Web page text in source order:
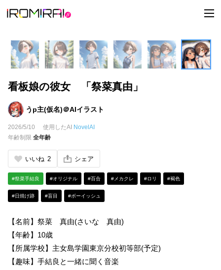
t
o
l
e
n
a
v
看板娘の彼女 「祭菜真由」
うp主(仮名)＠AIイラスト
2026/5/10 使用したAI NovelAI
年齢制限 全年齢
いいね 2 シェア
#祭菜手結良 #オリジナル #百合 #メカクレ #ロリ #褐色
#日焼け跡 #盲目 #ボーイッシュ
【名前】祭菜 真由(さいな 真由)
【年齢】10歳
【所属学校】主女島学園東京分校初等部(予定)
【趣味】手結良と一緒に聞く音楽